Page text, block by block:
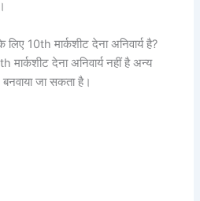
लिए 10th मार्कशीट देना अनिवार्य है?
मार्कशीट देना अनिवार्य नहीं है अन्य
जा सकता है।